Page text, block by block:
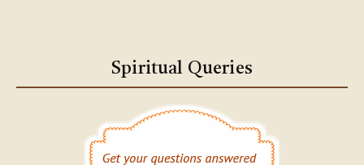
Spiritual Queries